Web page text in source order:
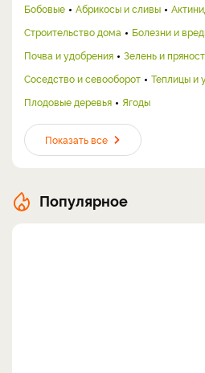
Бобовые
Абрикосы и сливы
Строительство дома
Болезни и
Почва и удобрения
Зелень и
Соседство и севооборот
Теплицы и
Плодовые деревья
Ягоды
Показать все
Популярное